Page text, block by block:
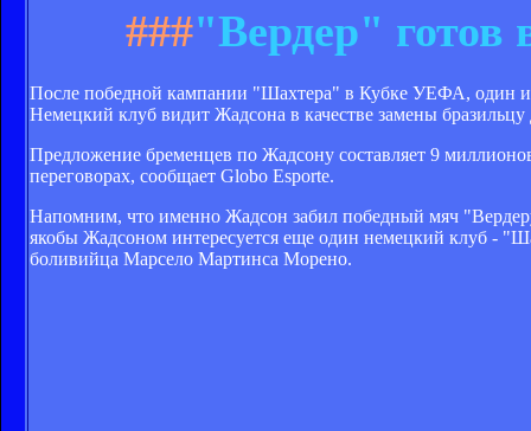
###"Вердер" готов
После победной кампании "Шахтера" в Кубке УЕФА, один
Немецкий клуб видит Жадсона в качестве замены
Предложение бременцев по Жадсону составляет 9
переговорах, сообщает Globo Esporte.
Напомним, что именно Жадсон забил победный мяч
якобы Жадсоном интересуется еще один немецкий клуб -
боливийца Марсело Мартинса Морено.